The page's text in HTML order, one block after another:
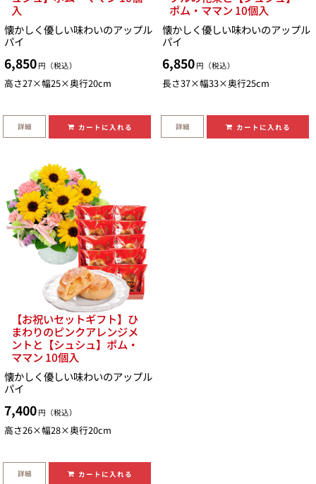
入
懐かしく優しい味わいのアップル
パイ
6,850 円（税込）
高さ27×幅25×奥行20cm
詳細 カートに入れる
ポム・ママン 10個入
懐かしく優しい味わいのアップル
パイ
6,850 円（税込）
長さ37×幅33×奥行25cm
詳細 カートに入れる
【お祝いセットギフト】ひ
まわりのピンクアレンジメ
ントと【シュシュ】ポム・
ママン 10個入
懐かしく優しい味わいのアップル
パイ
7,400 円（税込）
高さ26×幅28×奥行20cm
詳細 カートに入れる